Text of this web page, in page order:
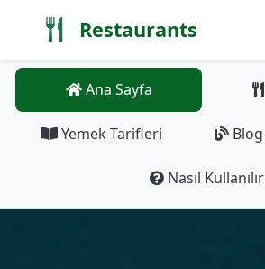
Restaurants
Ana Sayfa
Yemek Tarifleri Blog
Nasıl Kullanılır